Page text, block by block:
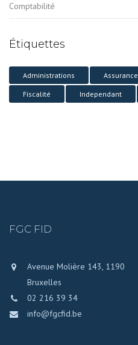
Comptabilité
Étiquettes
Administrations Assurance
Fiscalité Independant
FGC FID
Avenue Molière 143, 1190
Bruxelles
02 216 39 34
info@fgcfid.be